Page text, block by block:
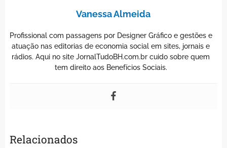
Vanessa Almeida
Profissional com passagens por Designer Gráfico e gestões e
atuação nas editorias de economia social em sites, jornais e
rádios. Aqui no site JornalTudoBH.com.br cuido sobre quem
tem direito aos Benefícios Sociais.
Relacionados